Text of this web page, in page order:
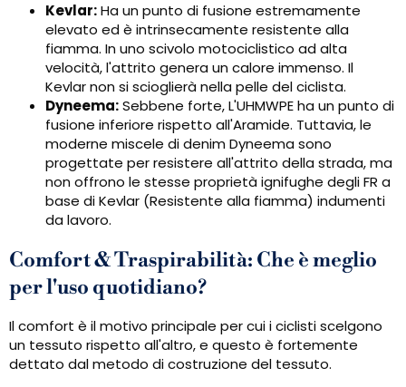
Kevlar:Ha un punto di fusione estremamente
elevato ed è intrinsecamente resistente alla
fiamma. In uno scivolo motociclistico ad alta
velocità, l'attrito genera un calore immenso. Il
Kevlar non si scioglierà nella pelle del ciclista.
Dyneema:Sebbene forte, L'UHMWPE ha un punto di
fusione inferiore rispetto all'Aramide. Tuttavia, le
moderne miscele di denim Dyneema sono
progettate per resistere all'attrito della strada, ma
non offrono le stesse proprietà ignifughe degli FR a
base di Kevlar (Resistente alla fiamma) indumenti
da lavoro.
Comfort & Traspirabilità: Che è meglio
per l'uso quotidiano?
Il comfort è il motivo principale per cui i ciclisti scelgono
un tessuto rispetto all'altro, e questo è fortemente
dettato dal metodo di costruzione del tessuto.